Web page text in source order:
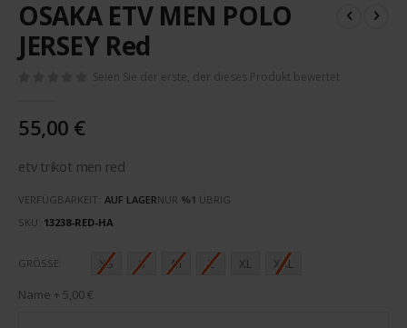
Anfang
der
Bildergalerie
OSAKA ETV MEN POLO
JERSEY Red
Seien Sie der erste, der dieses Produkt bewertet
55,00 €
etv trikot men red
VERFÜGBARKEIT: AUF LAGERNUR %1 ÜBRIG
SKU 13238-RED-HA
GRÖSSE XS S M L XL
XXL
Name + 5,00 €